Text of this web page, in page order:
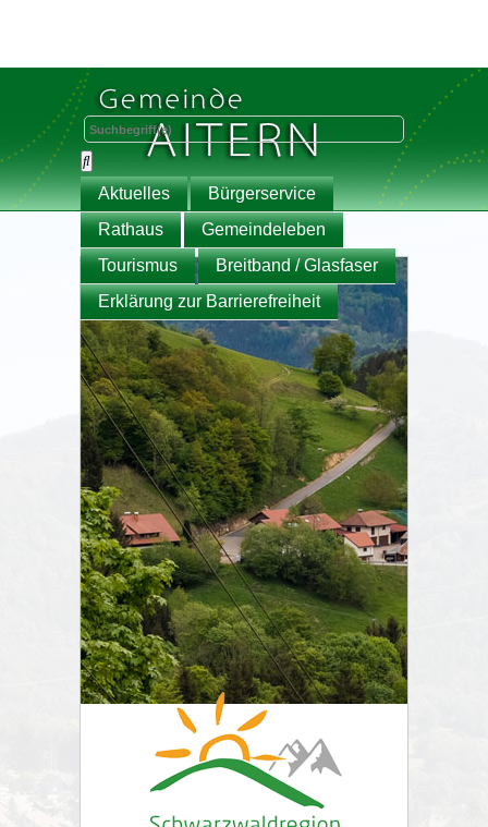
Aktuelles
Bürgerservice
Rathaus
Gemeindeleben
Tourismus
Breitband / Glasfaser
Erklärung zur Barrierefreiheit